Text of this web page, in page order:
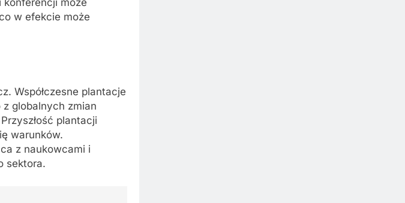
w efekcie może
Współczesne plantacje
globalnych zmian
plantacji
warunków.
z naukowcami i
sektora.